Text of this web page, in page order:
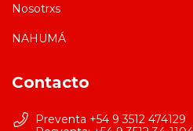
Nosotrxs
NAHUMÁ
Contacto
Preventa +54 9 3512 474129